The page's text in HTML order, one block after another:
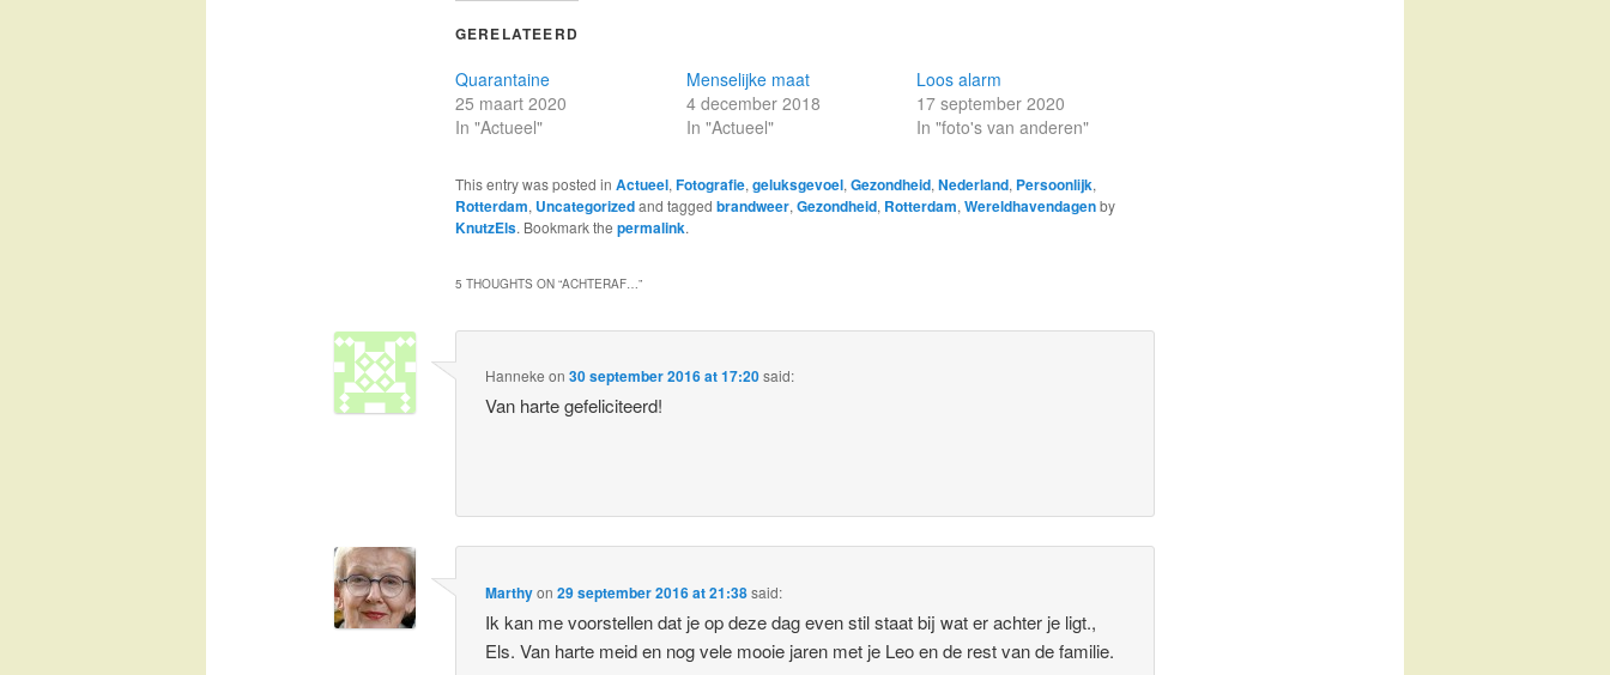
GERELATEERD
Quarantaine
25 maart 2020
In "Actueel"
Menselijke maat
4 december 2018
In "Actueel"
Loos alarm
17 september 2020
In "foto's van anderen"
This entry was posted in Actueel,Fotografie,geluksgevoel,Gezondheid,Nederland, Persoonlijk,
Rotterdam, Uncategorizedand tagged brandweer,Gezondheid, Rotterdam,Wereldhavendagenby
KnutzEls. Bookmark the permalink.
5 THOUGHTS ON “ACHTERAF…”
Hanneke on30 september 2016 at 17:20said:
Van harte gefeliciteerd!
Marthyon29 september 2016 at 21:38said:
Ik kan me voorstellen dat je op deze dag even stil staat bij wat er achter je ligt.,
Els. Van harte meid en nog vele mooie jaren met je Leo en de rest van de familie.